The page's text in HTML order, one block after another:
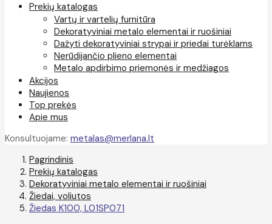
Prekių katalogas
Vartų ir vartelių furnitūra
Dekoratyviniai metalo elementai ir ruošiniai
Dažyti dekoratyviniai strypai ir priedai turėklams
Nerūdijančio plieno elementai
Metalo apdirbimo priemonės ir medžiagos
Akcijos
Naujienos
Top prekės
Apie mus
Konsultuojame: metalas@merlana.lt
Pagrindinis
Prekių katalogas
Dekoratyviniai metalo elementai ir ruošiniai
Žiedai, voliutos
Žiedas K100, L01SP071